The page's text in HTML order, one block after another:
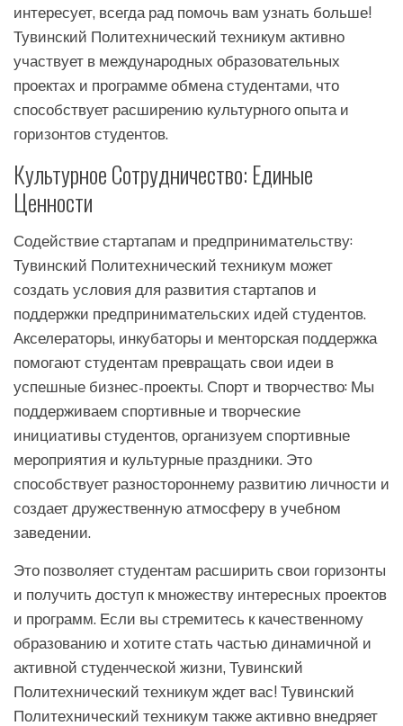
интересует, всегда рад помочь вам узнать больше!
Тувинский Политехнический техникум активно
участвует в международных образовательных
проектах и программе обмена студентами, что
способствует расширению культурного опыта и
горизонтов студентов.
Культурное Сотрудничество: Единые
Ценности
Содействие стартапам и предпринимательству:
Тувинский Политехнический техникум может
создать условия для развития стартапов и
поддержки предпринимательских идей студентов.
Акселераторы, инкубаторы и менторская поддержка
помогают студентам превращать свои идеи в
успешные бизнес-проекты. Спорт и творчество: Мы
поддерживаем спортивные и творческие
инициативы студентов, организуем спортивные
мероприятия и культурные праздники. Это
способствует разностороннему развитию личности и
создает дружественную атмосферу в учебном
заведении.
Это позволяет студентам расширить свои горизонты
и получить доступ к множеству интересных проектов
и программ. Если вы стремитесь к качественному
образованию и хотите стать частью динамичной и
активной студенческой жизни, Тувинский
Политехнический техникум ждет вас! Тувинский
Политехнический техникум также активно внедряет